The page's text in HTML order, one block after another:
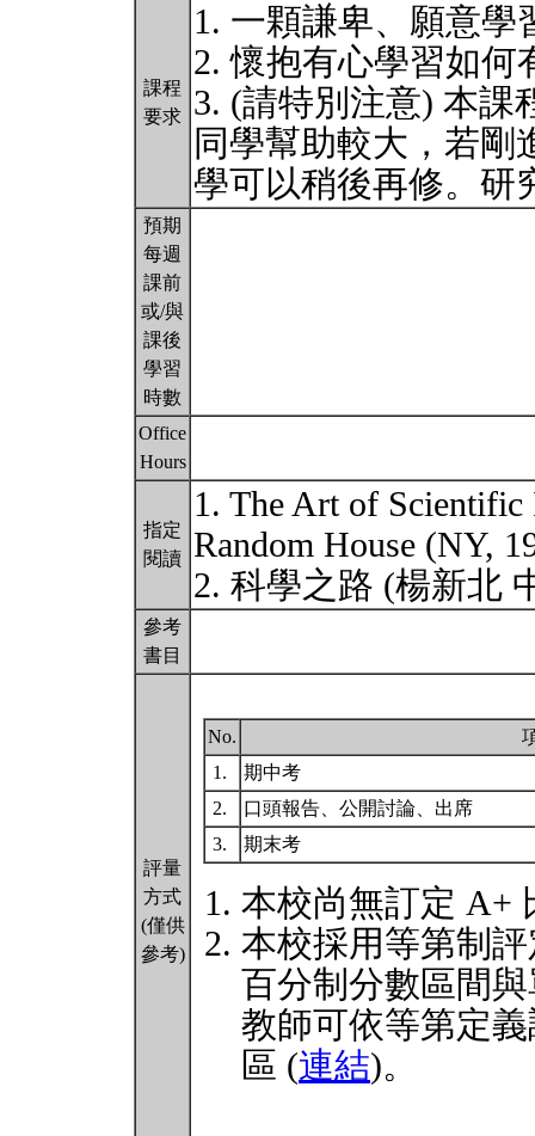
課程
要求
1. 一顆謙卑、願意
2. 懷抱有心學習如何
3. (請特別注意) 本課
同學幫助較大，若剛
學可以稍後再修。
預期
每週
課前
或/與
課後
學習
時數
Office
Hours
指定
閱讀
1. The Art of
Random House (NY,
2. 科學之路 (楊新北
參考
書目
評量
方式
(僅供
參考)
No.
1.
期中考
2.
口頭報告、公開討論、出席
3.
期末考
本校尚無訂定 A+
本校採用等第制
百分制分數區間
教師可依等第定
區 (連結)。